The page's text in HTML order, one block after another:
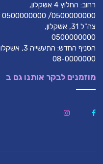
רחוב: החלוץ 4 אשקלון,
0500000000/ 0500000000
צה"ל 31, אשקלון,
0500000000
הסניף החדש: התעשייה 3, אשקלון (צמוד לבית הסוהר),
08-0000000
מוזמנים לבקר אותנו גם ב